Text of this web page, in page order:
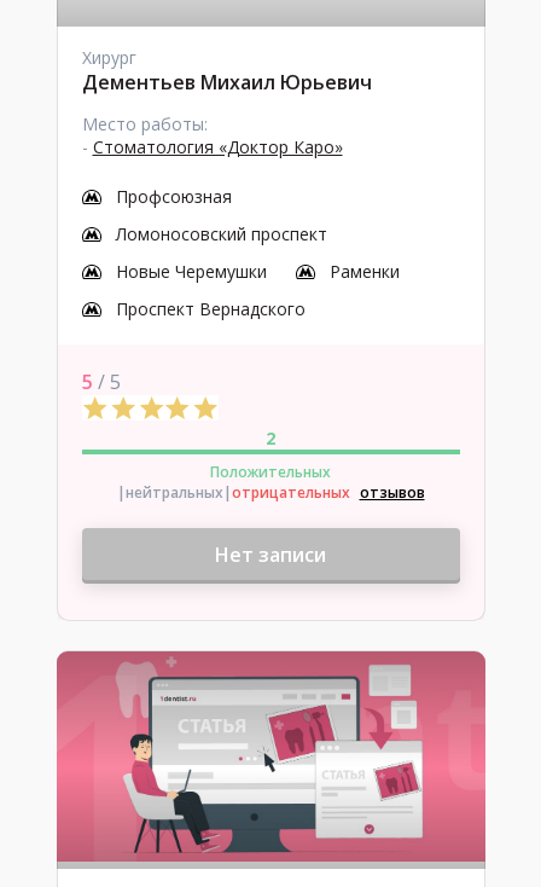
Хирург
Дементьев Михаил Юрьевич
Место работы:
- Стоматология «Доктор Каро»
Профсоюзная
Ломоносовский проспект
Новые Черемушки
Раменки
Проспект Вернадского
5 / 5
2
Положительных
|нейтральных|отрицательных отзывов
Нет записи